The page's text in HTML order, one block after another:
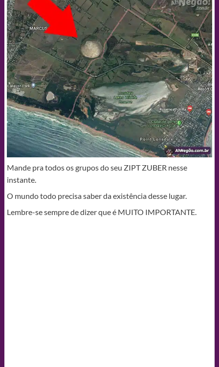
Mande pra todos os grupos do seu ZIPT ZUBER nesse
instante.
O mundo todo precisa saber da existência desse lugar.
Lembre-se sempre de dizer que é MUITO IMPORTANTE.